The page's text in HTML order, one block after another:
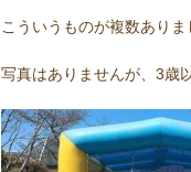
こういうものが複数ありま
写真はありませんが、3歳